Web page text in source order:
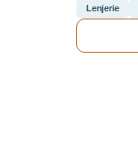
Lenjerie